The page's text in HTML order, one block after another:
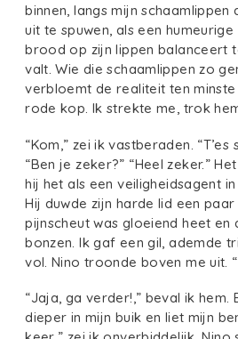
binnen, langs mijn schaamlippen
uit te spuwen, als een
brood op zijn lippen balanceert
valt. Wie die schaamlippen zo
verbloemt de realiteit ten minste
rode kop. Ik strekte me, trok
“Kom,” zei ik vastberaden. “T’es
“Ben je zeker?” “Heel zeker.”
hij het als een veiligheidsagent
Hij duwde zijn harde lid een
pijnscheut was gloeiend heet en
bonzen. Ik gaf een gil, ademde
vol. Nino troonde boven me uit.
“Jaja, ga verder!,” beval ik hem.
dieper in mijn buik en liet mijn